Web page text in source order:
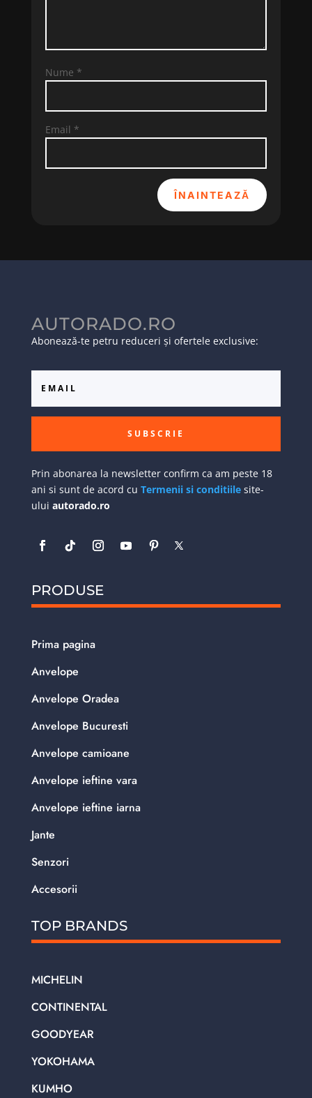
Nume *
Email *
ÎNAINTEAZĂ
AUTORADO.RO
Abonează-te petru reduceri și ofertele exclusive:
SUBSCRIE
Prin abonarea la newsletter confirm ca am peste 18
ani si sunt de acord cu Termenii si conditiilesite-
ului autorado.ro
PRODUSE
Prima pagina
Anvelope
Anvelope Oradea
Anvelope Bucuresti
Anvelope camioane
Anvelope ieftine vara
Anvelope ieftine iarna
Jante
Senzori
Accesorii
TOP BRANDS
MICHELIN
CONTINENTAL
GOODYEAR
YOKOHAMA
KUMHO